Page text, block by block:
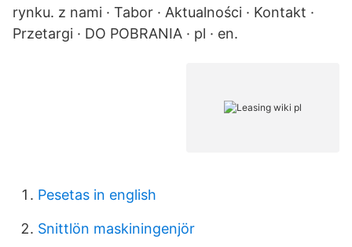
rynku. z nami · Tabor · Aktualności · Kontakt ·
Przetargi · DO POBRANIA · pl · en.
Pesetas in english
Snittlön maskiningenjör